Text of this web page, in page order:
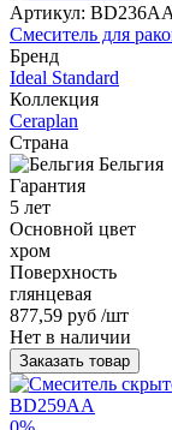
Артикул: BD236AA
Смеситель для
Бренд
Ideal Standard
Коллекция
Ceraplan
Страна
Бельгия
Гарантия
5 лет
Основной цвет
хром
Поверхность
глянцевая
877,59 руб /шт
Нет в наличии
Заказать товар